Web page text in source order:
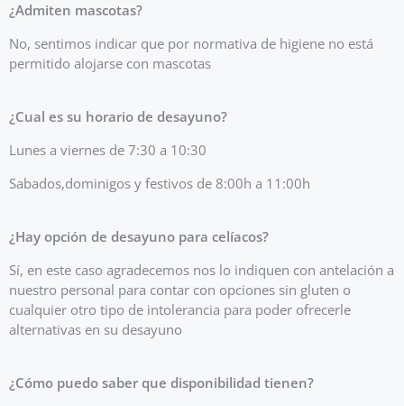
¿Admiten mascotas?
No, sentimos indicar que por normativa de higiene no está
permitido alojarse con mascotas
¿Cual es su horario de desayuno?
Lunes a viernes de 7:30 a 10:30
Sabados,dominigos y festivos de 8:00h a 11:00h
¿Hay opción de desayuno para celíacos?
Sí, en este caso agradecemos nos lo indiquen con antelación a
nuestro personal para contar con opciones sin gluten o
cualquier otro tipo de intolerancia para poder ofrecerle
alternativas en su desayuno
¿Cómo puedo saber que disponibilidad tienen?